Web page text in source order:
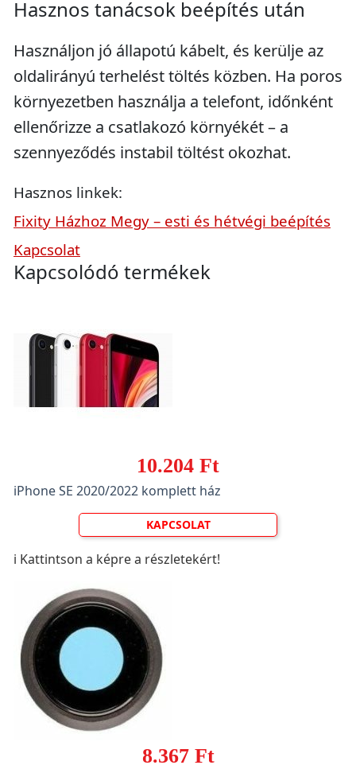
Hasznos tanácsok beépítés után
Használjon jó állapotú kábelt, és kerülje az
oldalirányú terhelést töltés közben. Ha poros
környezetben használja a telefont, időnként
ellenőrizze a csatlakozó környékét – a
szennyeződés instabil töltést okozhat.
Hasznos linkek:
Fixity Házhoz Megy – esti és hétvégi beépítés
Kapcsolat
Kapcsolódó termékek
10.204 Ft
iPhone SE 2020/2022 komplett ház
KAPCSOLAT
ℹ️ Kattintson a képre a részletekért!
8.367 Ft